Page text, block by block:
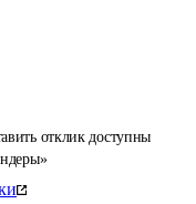
отклик доступны